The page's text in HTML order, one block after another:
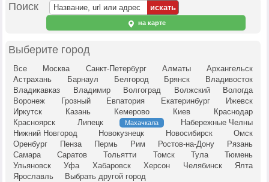
Поиск
на карте
Выберите город
Все Москва Санкт-Петербург Алматы
Архангельск
Астрахань
Барнаул Белгород Брянск
Владивосток
Владикавказ
Владимир Волгоград Волжский
Вологда
Воронеж
Грозный Евпатория Екатеринбург
Ижевск
Иркутск
Казань Кемерово Киев
Краснодар
Красноярск
Липецк Махачкала
Набережные Челны
Нижний Новгород
Новокузнецк Новосибирск
Омск
Оренбург
Пенза Пермь Рим Ростов-на-Дону
Рязань
Самара
Саратов Тольятти Томск Тула
Тюмень
Ульяновск
Уфа Хабаровск Херсон Челябинск
Ялта
Ярославль
Выбрать другой город